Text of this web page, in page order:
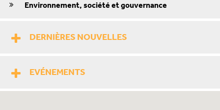
Environnement, société et gouvernance
DERNIÈRES NOUVELLES
EVÉNEMENTS